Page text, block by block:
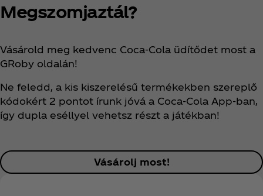
Megszomjaztál?
Vásárold meg kedvenc Coca‑Cola üdítődet most a
GRoby oldalán!
Ne feledd, a kis kiszerelésű termékekben szereplő
kódokért 2 pontot írunk jóvá a Coca‑Cola App-ban,
így dupla eséllyel vehetsz részt a játékban!
Vásárolj most!